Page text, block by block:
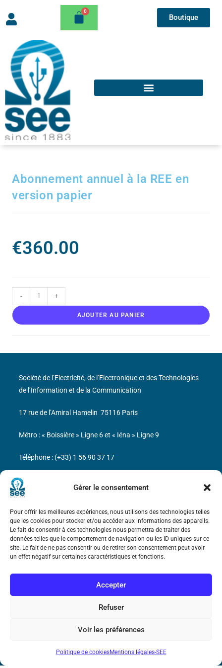
Gérer le consentement
Pour offrir les meilleures expériences, nous utilisons des technologies telles
que les cookies pour stocker et/ou accéder aux informations des appareils.
Le fait de consentir à ces technologies nous permettra de traiter des
données telles que le comportement de navigation ou les ID uniques sur ce
site. Le fait de ne pas consentir ou de retirer son consentement peut avoir
un effet négatif sur certaines caractéristiques et fonctions.
Accepter
Refuser
Voir les préférences
Politique de cookiesMentions légales-SEE
Boutique
Abonnement annuel à la REE en
version papier
€360.00
- +
AJOUTER AU PANIER
Bicentenaire des découvertes d’André-
Marie Ampère
Mentions légales
Société de l’Electricité, de l’Electronique et des Technologies
de l’Information et de la Communication
17 rue de l’Amiral Hamelin 75116 Paris
Métro : « Boissière » Ligne 6 et « Iéna » Ligne 9
Téléphone : (+33) 1 56 90 37 17
N° de SIREN : 785 393 232, Code APE : 9412Z TVA intra-
communautaire : FR44 785 393 232